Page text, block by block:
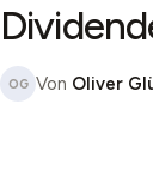
OG Von Oliver